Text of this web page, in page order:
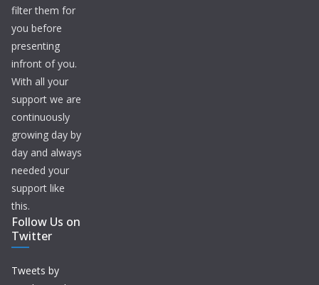
filter them for
you before
presenting
infront of you.
With all your
support we are
continuously
growing day by
day and always
needed your
support like
this.
Follow Us on
Twitter
Tweets by